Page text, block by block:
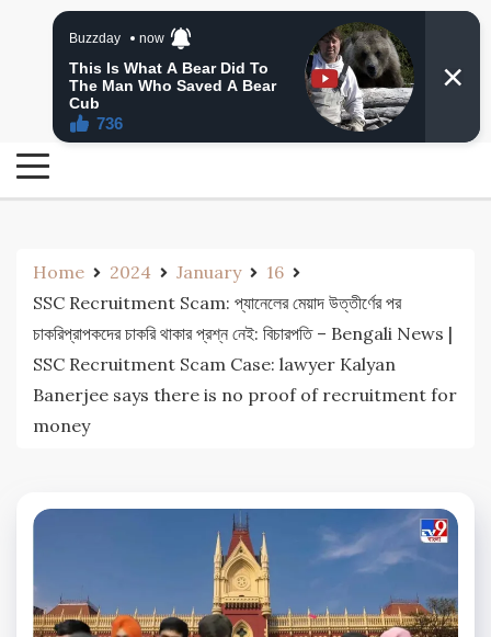
24 Ghanta Bangla News
24 Ghanta Bengali News
Home 2024 January
16
SSC Recruitment Scam: প্যানেলের মেয়াদ উত্তীর্ণের পর
চাকরিপ্রাপকদের চাকরি থাকার প্রশ্ন নেই: বিচারপতি – Bengali News |
SSC Recruitment Scam Case: lawyer Kalyan
Banerjee says there is no proof of recruitment for
money